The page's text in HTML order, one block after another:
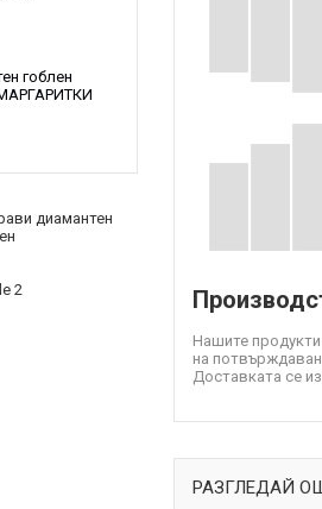
гоблен
Нашите продукти
на
Доставката се
РАЗГЛЕДАЙ